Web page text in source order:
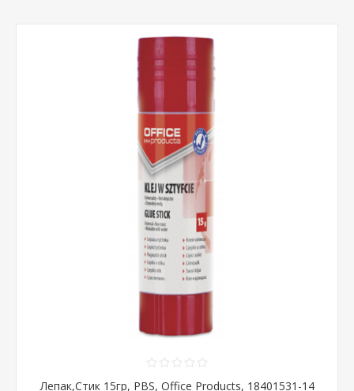
Лепак,Стик 15гр, PBS, Office Products, 18401531-14